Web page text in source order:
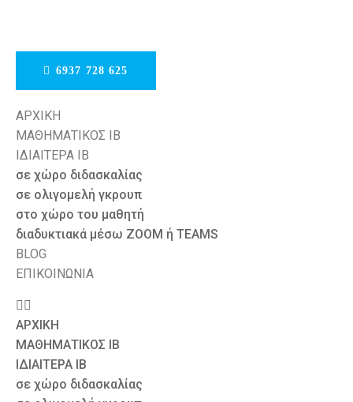
6937 728 625
ΑΡΧΙΚΗ
ΜΑΘΗΜΑΤΙΚΟΣ IB
ΙΔΙΑΙΤΕΡΑ ΙΒ
σε χώρο διδασκαλίας
σε ολιγομελή γκρουπ
στο χώρο του μαθητή
διαδυκτιακά μέσω ZOOM ή TEAMS
BLOG
ΕΠΙΚΟΙΝΩΝΙΑ
ΑΡΧΙΚΗ
ΜΑΘΗΜΑΤΙΚΟΣ IB
ΙΔΙΑΙΤΕΡΑ ΙΒ
σε χώρο διδασκαλίας